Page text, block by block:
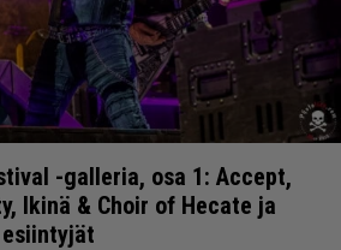
-galleria, osa 1: Accept,
Ikinä & Choir of Hecate ja